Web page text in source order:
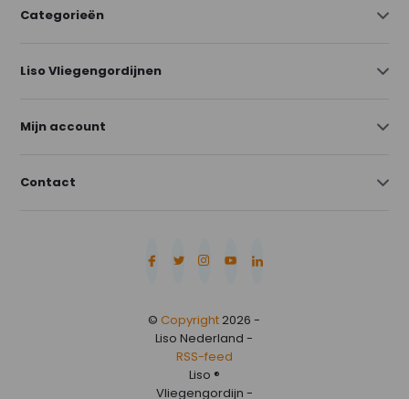
Categorieën
Liso Vliegengordijnen
Mijn account
Contact
© Copyright 2026 -
Liso Nederland -
RSS-feed
Liso ®
Vliegengordijn -